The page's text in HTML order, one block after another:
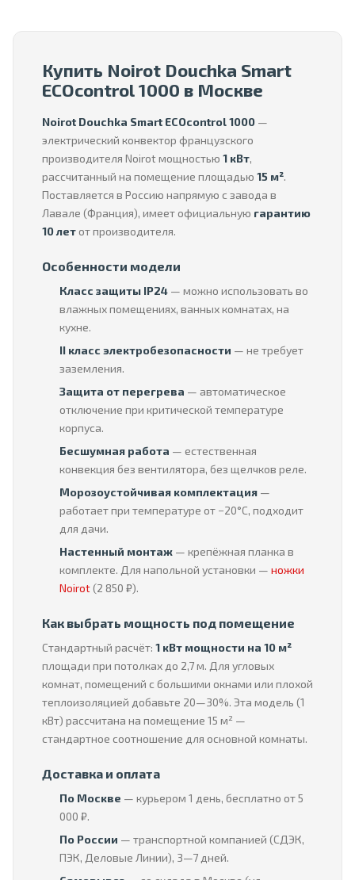
Купить Noirot Douchka Smart
ECOcontrol 1000 в Москве
Noirot Douchka Smart ECOcontrol 1000 —
электрический конвектор французского
производителя Noirot мощностью 1 кВт,
рассчитанный на помещение площадью 15 м².
Поставляется в Россию напрямую с завода в
Лавале (Франция), имеет официальную гарантию
10 летот производителя.
Особенности модели
Класс защиты IP24 — можно использовать во
влажных помещениях, ванных комнатах, на
кухне.
II класс электробезопасности — не требует
заземления.
Защита от перегрева — автоматическое
отключение при критической температуре
корпуса.
Бесшумная работа — естественная
конвекция без вентилятора, без щелчков реле.
Морозоустойчивая комплектация —
работает при температуре от −20°C, подходит
для дачи.
Настенный монтаж — крепёжная планка в
комплекте. Для напольной установки — ножки
Noirot(2 850 ₽).
Как выбрать мощность под помещение
Стандартный расчёт: 1 кВт мощности на 10 м²
площади при потолках до 2,7 м. Для угловых
комнат, помещений с большими окнами или плохой
теплоизоляцией добавьте 20—30%. Эта модель (1
кВт) рассчитана на помещение 15 м² —
стандартное соотношение для основной комнаты.
Доставка и оплата
По Москве — курьером 1 день, бесплатно от 5
000 ₽.
По России — транспортной компанией (СДЭК,
ПЭК, Деловые Линии), 3—7 дней.